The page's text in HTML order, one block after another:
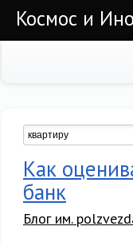
Космос и
Как
банк
Блог им.